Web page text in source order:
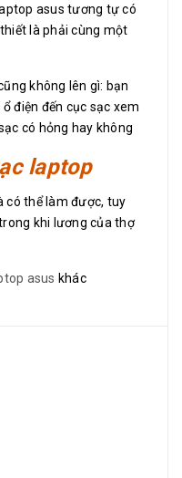
asus tương tự có
là phải cùng một
không lên gì: bạn
điện đến cục sạc xem
có hỏng hay không
laptop
có thể làm được, tuy
khi lương của thợ
asus khác